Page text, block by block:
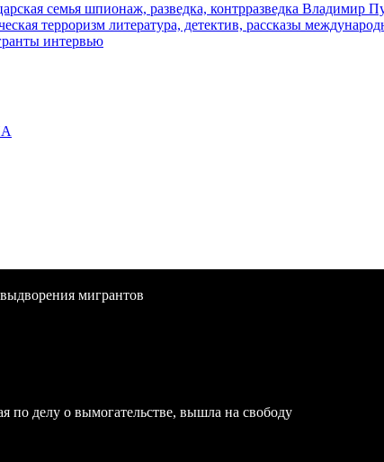
семья шпионаж, разведка, контрразведка Владимир
терроризм литература, детектив, рассказы
интервью
мигрантов
по делу о вымогательстве, вышла на свободу